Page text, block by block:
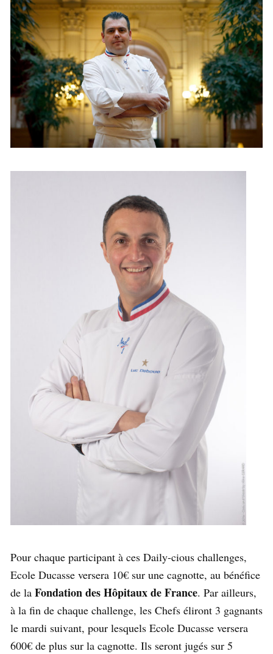
Pour chaque participant à ces Daily-cious challenges,
Ecole Ducasse versera 10€ sur une cagnotte, au bénéfice
de la Fondation des Hôpitaux de France. Par ailleurs,
à la fin de chaque challenge, les Chefs éliront 3 gagnants
le mardi suivant, pour lesquels Ecole Ducasse versera
600€ de plus sur la cagnotte. Ils seront jugés sur 5